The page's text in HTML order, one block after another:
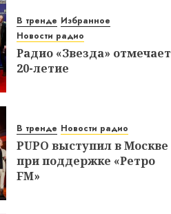
В тренде Избранное
Новости радио
Радио «Звезда» отмечает
20-летие
В тренде Новости радио
PUPO выступил в Москве
при поддержке «Ретро
FM»